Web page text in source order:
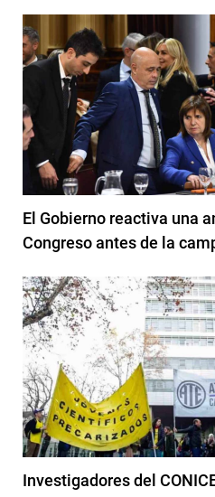
El Gobierno reactiva una
Congreso antes de la
Investigadores del